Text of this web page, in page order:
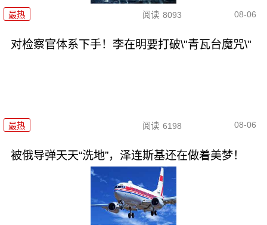
最热 阅读 8093 08-06
对检察官体系下手！李在明要打破\"青瓦台魔咒\"
最热 阅读 6198 08-06
被俄导弹天天“洗地”，泽连斯基还在做着美梦！